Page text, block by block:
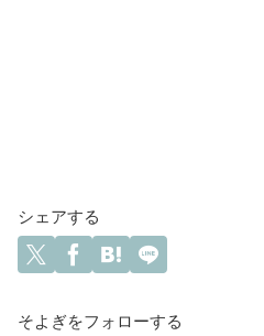
シェアする
そよぎをフォローする